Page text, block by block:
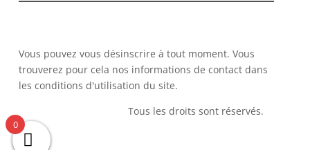
Vous pouvez vous désinscrire à tout moment. Vous
trouverez pour cela nos informations de contact dans
les conditions d'utilisation du site.
Tous les droits sont réservés.
0